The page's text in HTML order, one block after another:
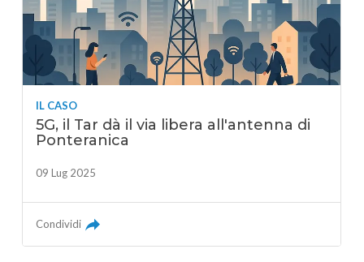
IL CASO
5G, il Tar dà il via libera all'antenna di
Ponteranica
09 Lug 2025
Condividi